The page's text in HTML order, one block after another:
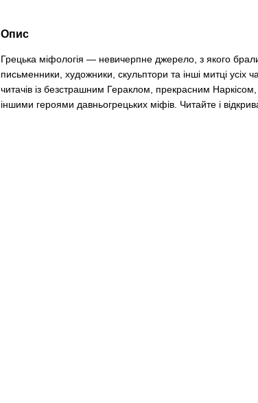
Опис
Грецька міфологія — невичерпне джерело, з якого брали
письменники, художники, скульптори та інші митці усіх
читачів із безстрашним Гераклом, прекрасним
іншими героями давньогрецьких міфів. Читайте і